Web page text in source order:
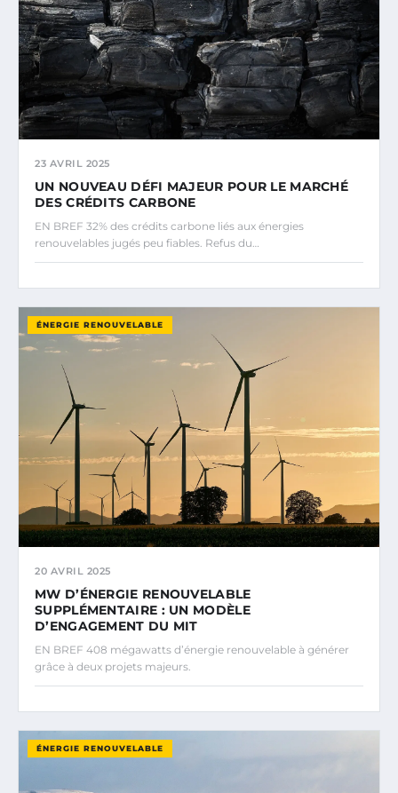
23 AVRIL 2025
UN NOUVEAU DÉFI MAJEUR POUR LE MARCHÉ
DES CRÉDITS CARBONE
EN BREF 32% des crédits carbone liés aux énergies
renouvelables jugés peu fiables. Refus du…
ÉNERGIE RENOUVELABLE
20 AVRIL 2025
MW D’ÉNERGIE RENOUVELABLE
SUPPLÉMENTAIRE : UN MODÈLE
D’ENGAGEMENT DU MIT
EN BREF 408 mégawatts d’énergie renouvelable à générer
grâce à deux projets majeurs.
ÉNERGIE RENOUVELABLE